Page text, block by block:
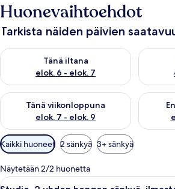
Huonevaihtoehdot
Tarkista näiden päivien
Tänä iltana
elok. 6 - elok. 7
Tarkista tämän illan saatavuus elok. 6 -
Tänä viikonloppuna
elok. 7 - elok. 9
Tarkista tämän viikonlopun saatavuusTarkista
Huoneille
saatavilla
olevia
suodattimia
Kaikki huoneet 2 sänkyä 3+ sänkyä
Näytetään 2/2 huonetta
Avaa